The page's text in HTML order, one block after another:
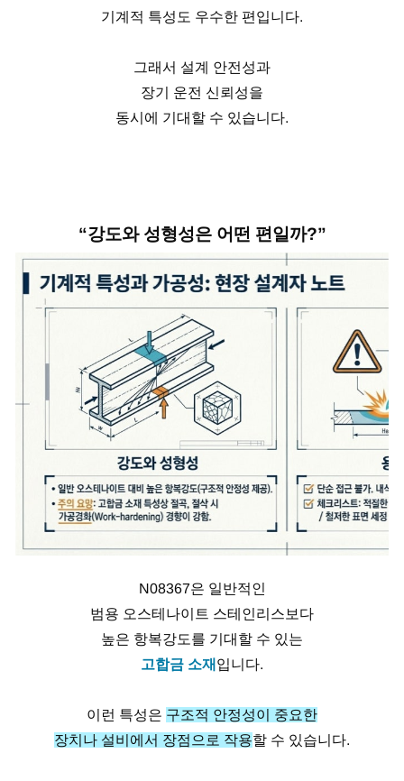
기계적 특성도 우수한 편입니다.
그래서 설계 안전성과
장기 운전 신뢰성을
동시에 기대할 수 있습니다.
“강도와 성형성은 어떤 편일까?”
N08367은 일반적인
범용 오스테나이트 스테인리스보다
높은 항복강도를 기대할 수 있는
고합금 소재 입니다.
이런 특성은 구조적 안정성이 중요한
장치나 설비에서 장점으로 작용할 수 있습니다.